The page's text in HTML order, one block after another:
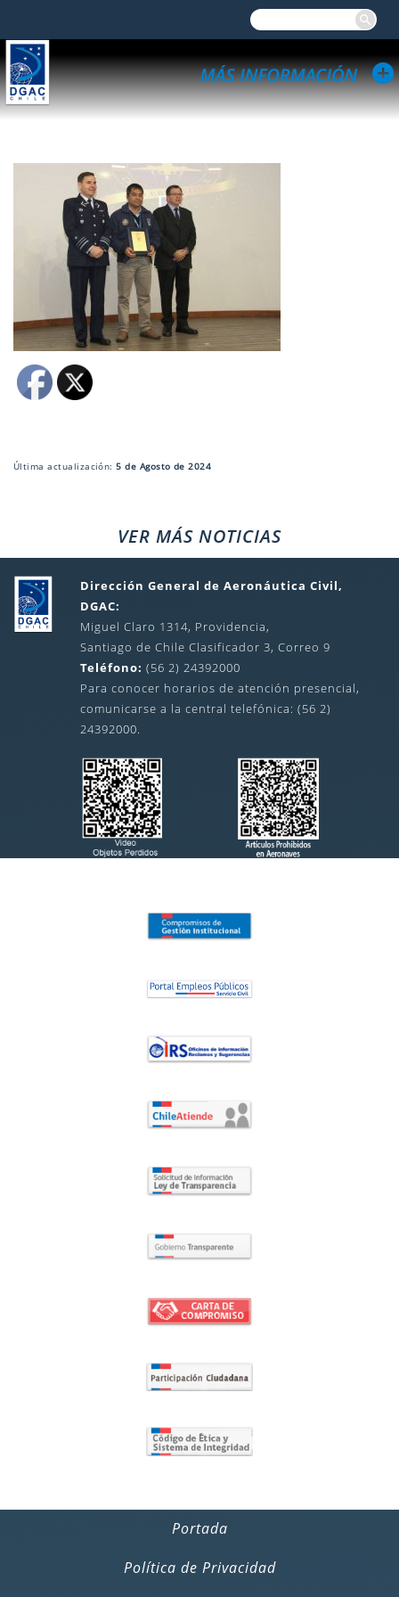
Última actualización:5 de Agosto de 2024
VER MÁS NOTICIAS
Dirección General de Aeronáutica Civil,
DGAC:
Miguel Claro 1314, Providencia,
Santiago de Chile Clasificador 3, Correo 9
Teléfono: (56 2) 24392000
Para conocer horarios de atención presencial,
comunicarse a la central telefónica: (56 2)
24392000.
Portada
Política de Privacidad